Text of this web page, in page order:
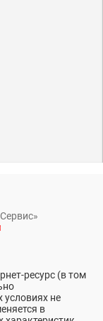
ресурс (в том
условиях не
в